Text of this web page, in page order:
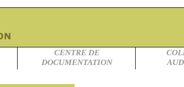
CENTRE DE
DOCUMENTATION